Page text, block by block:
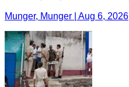
Munger, Munger | Aug 6, 2026